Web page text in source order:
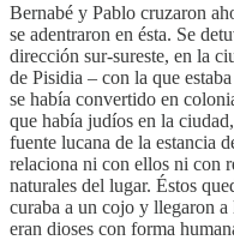
Bernabé y Pablo cruzaron
se adentraron en ésta. Se
dirección sur-sureste, en la
de Pisidia – con la que
se había convertido en
que había judíos en la
fuente lucana de la estancia
relaciona ni con ellos ni con
naturales del lugar. Éstos
curaba a un cojo y llegaron
eran dioses con forma